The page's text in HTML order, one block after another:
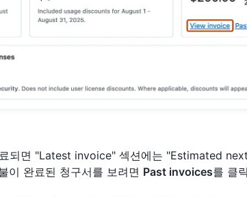
되면 "Latest invoice" 섹션에는 "Estimated
이 완료된 청구서를 보려면 Past invoices를 클